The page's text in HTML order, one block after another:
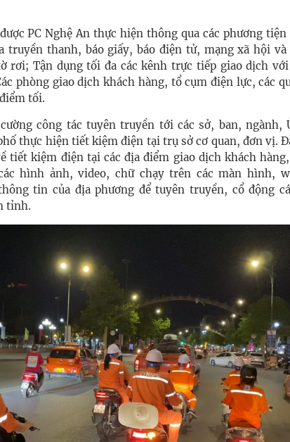
PC Nghệ An thực hiện thông qua các phương
thanh, báo giấy, báo điện tử, mạng xã hội và
rơi; Tận dụng tối đa các kênh trực tiếp giao dịch
phòng giao dịch khách hàng, tổ cụm điện lực, các
tối.
công tác tuyên truyền tới các sở, ban, ngành,
thực hiện tiết kiệm điện tại trụ sở cơ quan, đơn vị.
tiết kiệm điện tại các địa điểm giao dịch khách
hình ảnh, video, chữ chạy trên các màn hình,
tin của địa phương để tuyên truyền, cổ động
tỉnh.